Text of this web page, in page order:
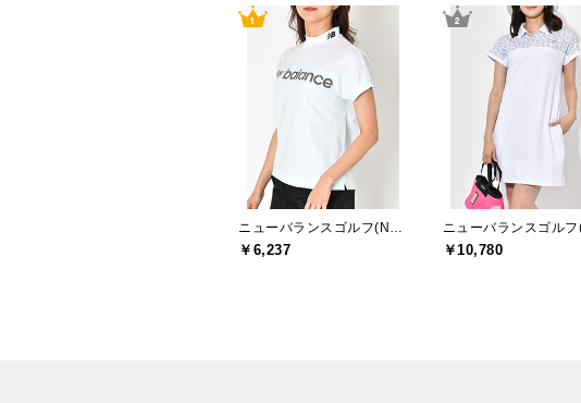
￥6,237 ￥10,780